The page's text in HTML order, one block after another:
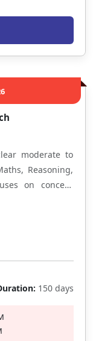
moderate to
Reasoning,
on concept
teaching,
को सरल तरीके से
150 days